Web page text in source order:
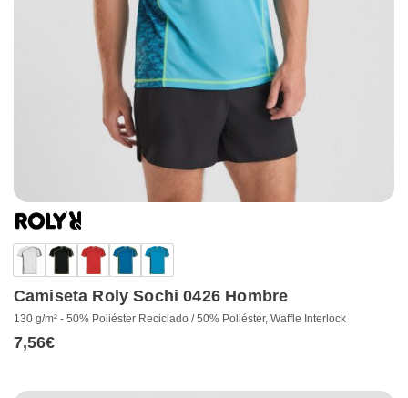
Camiseta Roly Sochi 0426 Hombre
130 g/m² - 50% Poliéster Reciclado / 50% Poliéster, Waffle Interlock
7,56€